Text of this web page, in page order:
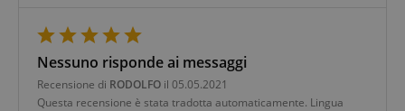
Nessuno risponde ai messaggi
Recensione di RODOLFO il 05.05.2021
Questa recensione è stata tradotta automaticamente. Lingua
CrossDomainCookieScriptConsent_389
sid_key
CookieScriptConsent
.kirstein.it